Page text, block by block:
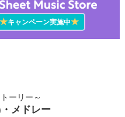
★キャンペーン実施中★
ーリー～
メドレー